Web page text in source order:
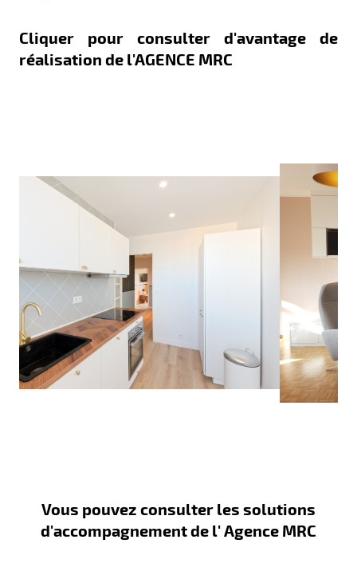
Cliquer pour consulter d'avantage de
réalisation de l'AGENCE MRC
Vous pouvez consulter les solutions
d'accompagnement de l' Agence MRC